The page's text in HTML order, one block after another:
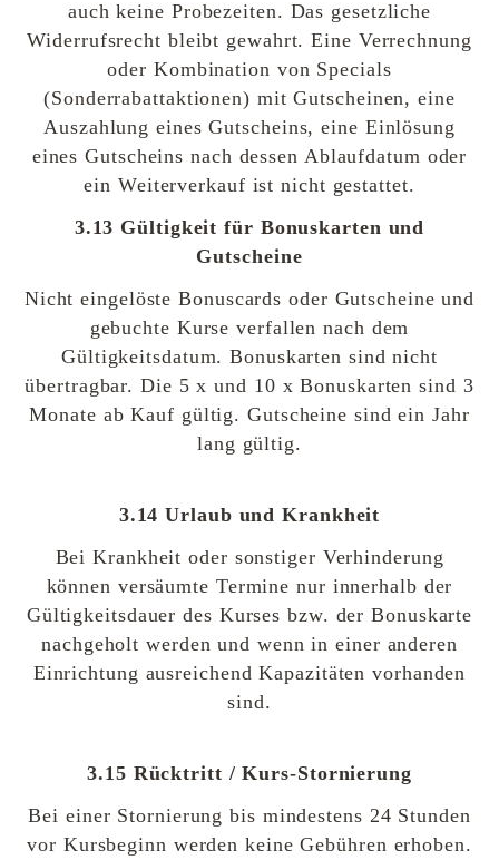
auch keine Probezeiten. Das gesetzliche
Widerrufsrecht bleibt gewahrt. Eine Verrechnung
oder Kombination von Specials
(Sonderrabattaktionen) mit Gutscheinen, eine
Auszahlung eines Gutscheins, eine Einlösung
eines Gutscheins nach dessen Ablaufdatum oder
ein Weiterverkauf ist nicht gestattet.
3.13 Gültigkeit für Bonuskarten und
Gutscheine
Nicht eingelöste Bonuscards oder Gutscheine und
gebuchte Kurse verfallen nach dem
Gültigkeitsdatum. Bonuskarten sind nicht
übertragbar. Die 5 x und 10 x Bonuskarten sind 3
Monate ab Kauf gültig. Gutscheine sind ein Jahr
lang gültig.
3.14 Urlaub und Krankheit
Bei Krankheit oder sonstiger Verhinderung
können versäumte Termine nur innerhalb der
Gültigkeitsdauer des Kurses bzw. der Bonuskarte
nachgeholt werden und wenn in einer anderen
Einrichtung ausreichend Kapazitäten vorhanden
sind.
3.15 Rücktritt / Kurs-Stornierung
Bei einer Stornierung bis mindestens 24 Stunden
vor Kursbeginn werden keine Gebühren erhoben.